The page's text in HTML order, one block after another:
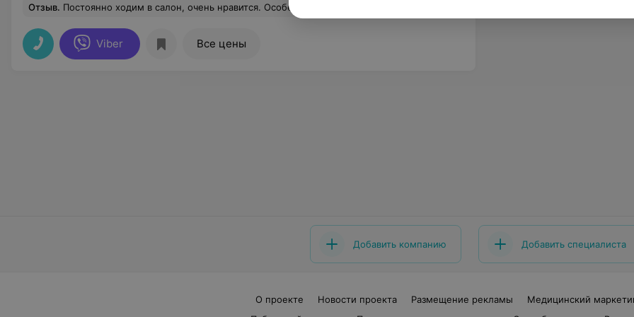
Отзыв. Постоянно ходим в салон, очень нравится. Особенно рекомендую мастера Катерину, стрижки у нее супер
Viber Все цены
Добавить компанию Добавить специалиста
О проекте Новости проекта Размещение рекламы
Медицинский